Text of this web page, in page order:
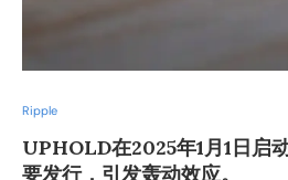
Ripple
UPHOLD在2025年1月1日启
要发行，引发轰动效应。